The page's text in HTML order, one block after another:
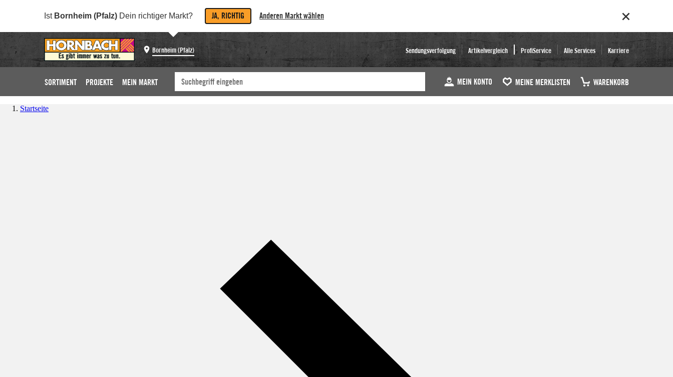
Ist Bornheim (Pfalz) Dein richtiger Markt? JA, RICHTIG Anderen Markt wählen
Bornheim (Pfalz) Sendungsverfolgung Artikelvergleich ProfiService Alle Services Karriere
SORTIMENT PROJEKTE MEIN MARKT MEIN KONTO MEINE MERKLISTEN WARENKORB
Startseite